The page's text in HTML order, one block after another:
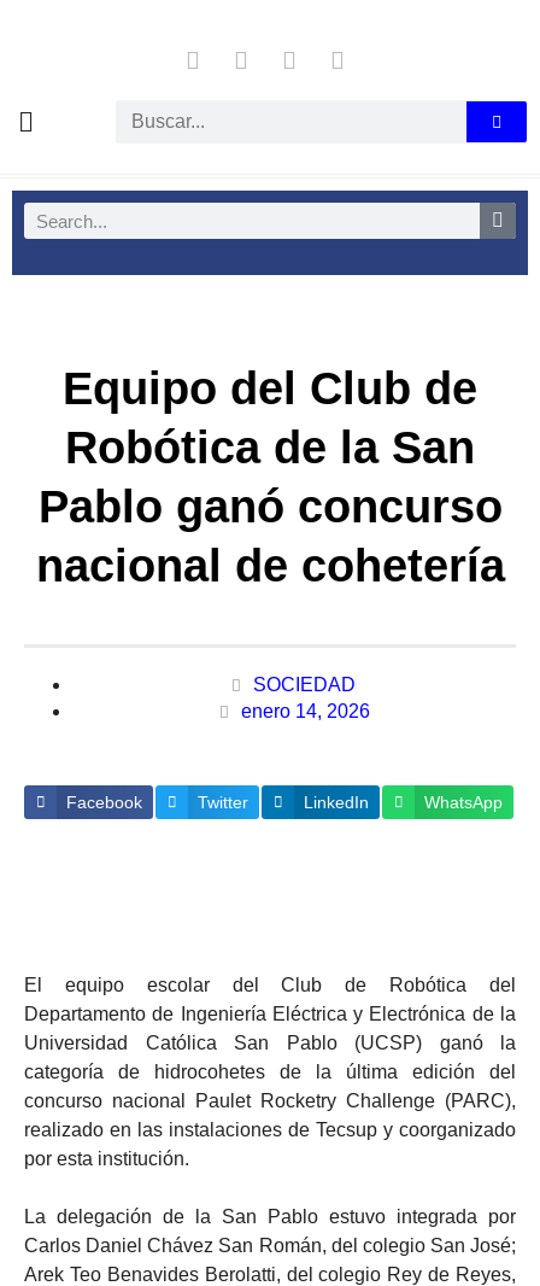
Equipo del Club de
Robótica de la San
Pablo ganó concurso
nacional de cohetería
SOCIEDAD
enero 14, 2026
Facebook Twitter LinkedIn WhatsApp
El equipo escolar del Club de Robótica del
Departamento de Ingeniería Eléctrica y Electrónica de la
Universidad Católica San Pablo (UCSP) ganó la
categoría de hidrocohetes de la última edición del
concurso nacional Paulet Rocketry Challenge (PARC),
realizado en las instalaciones de Tecsup y coorganizado
por esta institución.
La delegación de la San Pablo estuvo integrada por
Carlos Daniel Chávez San Román, del colegio San José;
Arek Teo Benavides Berolatti, del colegio Rey de Reyes,